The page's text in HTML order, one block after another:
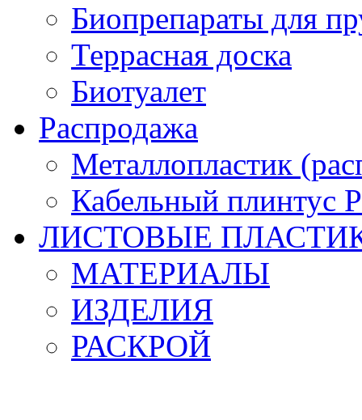
Биопрепараты для
Террасная доска
Биотуалет
Распродажа
Металлопластик
Кабельный
ЛИСТОВЫЕ
МАТЕРИАЛЫ
ИЗДЕЛИЯ
РАСКРОЙ